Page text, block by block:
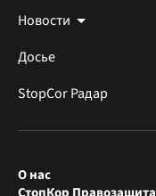
Новости
Досье
StopCor Радар
О нас